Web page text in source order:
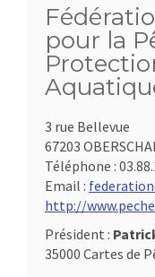
pour la
3 rue Bellevue
67203
Téléphone :
Email :
http://
Président :
35000 Cartes de